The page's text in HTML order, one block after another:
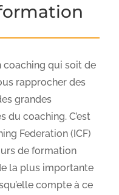
coaching qui soit de
rapprocher des
grandes
du coaching. C’est
Federation (ICF)
de formation
la plus importante
compte à ce